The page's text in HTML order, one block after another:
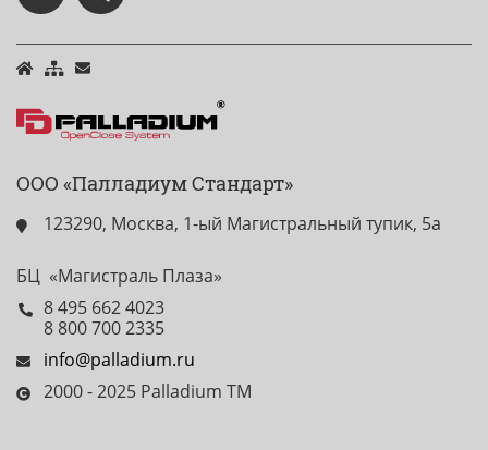
ООО «Палладиум Стандарт»
123290, Москва, 1-ый Магистральный тупик, 5а
БЦ «Магистраль Плаза»
8 495 662 4023
8 800 700 2335
info@palladium.ru
2000 - 2025 Palladium TM